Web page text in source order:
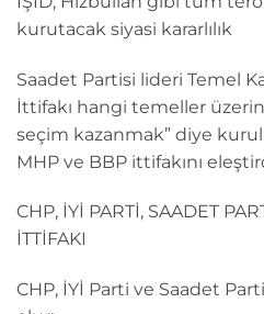
kurutacak siyasi kararlılık
Saadet Partisi lideri Temel
İttifakı hangi temeller
seçim kazanmak” diye
MHP ve BBP ittifakını
CHP, İYİ PARTİ, SAADET
İTTİFAKI
CHP, İYİ Parti ve Saadet